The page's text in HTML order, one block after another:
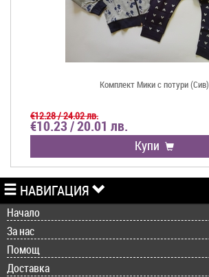
Комплект Мики с потури (Сив)
€12.28 / 24.02 лв.
€10.23 / 20.01 лв.
Купи
НАВИГАЦИЯ
Начало
За нас
Помощ
Доставка